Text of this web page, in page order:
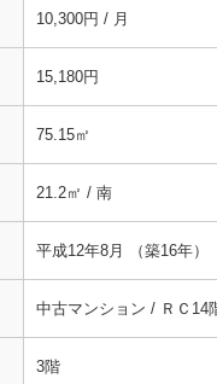
10,300円 / 月
15,180円
75.15㎡
21.2㎡ / 南
平成12年8月 （築16年）
中古マンション / ＲＣ14
3階